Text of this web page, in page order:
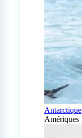
Antarctique
Amériques